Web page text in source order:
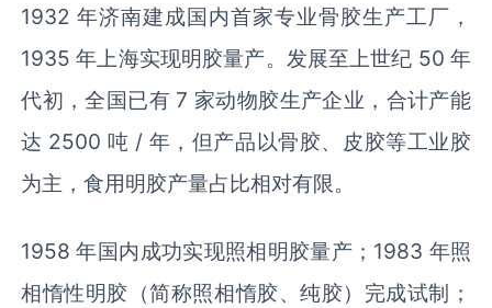
1932 年济南建成国内首家专业骨胶生产工厂，
1935 年上海实现明胶量产。发展至上世纪 50 年
代初，全国已有 7 家动物胶生产企业，合计产能
达 2500 吨 / 年，但产品以骨胶、皮胶等工业胶
为主，食用明胶产量占比相对有限。
1958 年国内成功实现照相明胶量产；1983 年照
相惰性明胶（简称照相惰胶、纯胶）完成试制；